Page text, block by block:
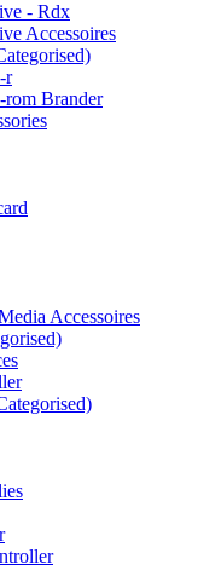
- Rdx
Accessoires
r
Brander
Accessoires